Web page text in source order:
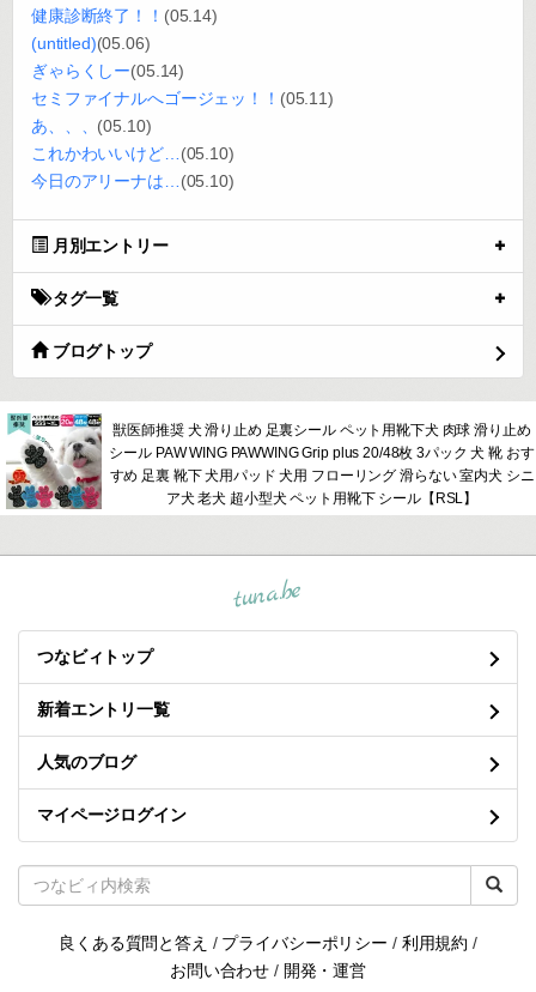
健康診断終了！！ (05.14)
(untitled)(05.06)
ぎゃらくしー(05.14)
セミファイナルへゴージェッ！！ (05.11)
あ、、、 (05.10)
これかわいいけど…(05.10)
今日のアリーナは…(05.10)
月別エントリー
タグ一覧
ブログトップ
獣医師推奨 犬 滑り止め 足裏シール ペット用靴下犬 肉球 滑り止め
シール PAW WING PAWWING Grip plus 20/48枚 3パック 犬 靴 おす
すめ 足裏 靴下 犬用パッド 犬用 フローリング 滑らない 室内犬 シニ
ア犬 老犬 超小型犬 ペット用靴下 シール【RSL】
tuna.be
つなビィトップ
新着エントリ一覧
人気のブログ
マイページログイン
良くある質問と答え / プライバシーポリシー / 利用規約 /
お問い合わせ / 開発・運営